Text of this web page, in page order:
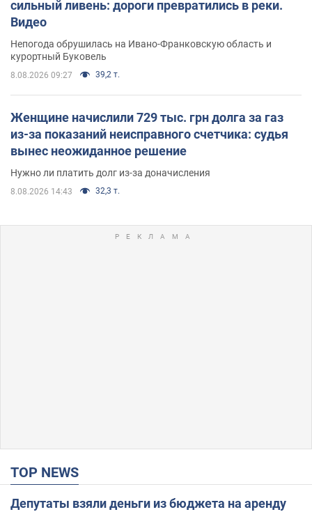
сильный ливень: дороги превратились в реки.
Видео
Непогода обрушилась на Ивано-Франковскую область и
курортный Буковель
8.08.2026 09:27 39,2 т.
Женщине начислили 729 тыс. грн долга за газ
из-за показаний неисправного счетчика: судья
вынес неожиданное решение
Нужно ли платить долг из-за доначисления
8.08.2026 14:43 32,3 т.
TOP NEWS
Депутаты взяли деньги из бюджета на аренду